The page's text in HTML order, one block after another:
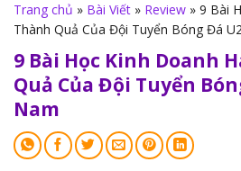
Trang chủ » Bài Viết » Review » 9 Bài
Thành Quả Của Đội Tuyển Bóng Đá
9 Bài Học Kinh Doanh
Quả Của Đội Tuyển
Nam